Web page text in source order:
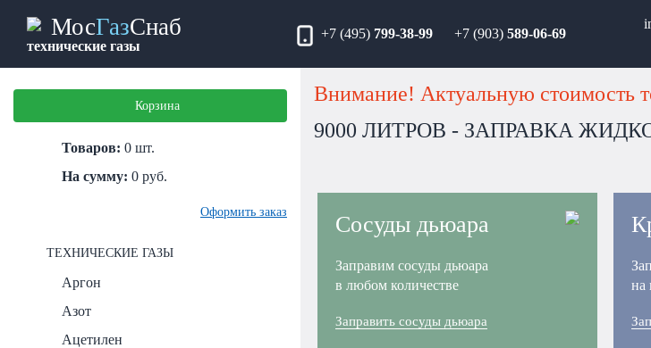
МосГазСнаб
технические газы
+7 (495) 799-38-99 +7 (903) 589-06-69
Корзина
Товаров: 0 шт.
На сумму: 0 руб.
Оформить заказ
ТЕХНИЧЕСКИЕ ГАЗЫ
Аргон
Азот
Ацетилен
Внимание! Актуальную стоимость
9000 ЛИТРОВ - ЗАПРАВКА
Сосуды дьюара
Заправим сосуды дьюара
в любом количестве
Заправить сосуды дьюара
на